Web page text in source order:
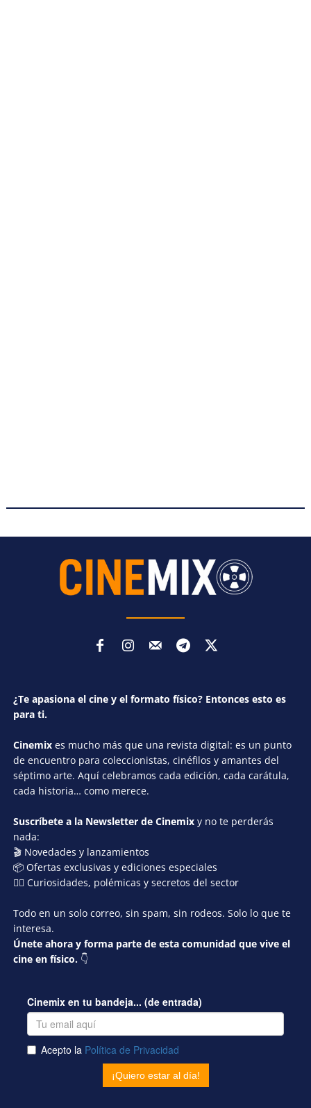
¿Te apasiona el cine y el formato físico? Entonces esto es
para ti.
Cinemix es mucho más que una revista digital: es un punto
de encuentro para coleccionistas, cinéfilos y amantes del
séptimo arte. Aquí celebramos cada edición, cada carátula,
cada historia… como merece.
Suscríbete a la Newsletter de Cinemix y no te perderás
nada:
🎬 Novedades y lanzamientos
📦 Ofertas exclusivas y ediciones especiales
🕵️‍♂️ Curiosidades, polémicas y secretos del sector
Todo en un solo correo, sin spam, sin rodeos. Solo lo que te
interesa.
Únete ahora y forma parte de esta comunidad que vive el
cine en físico. 👇